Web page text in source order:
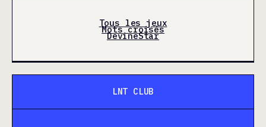
Tous les jeux
Mots croisés
DevineStar
LNT CLUB